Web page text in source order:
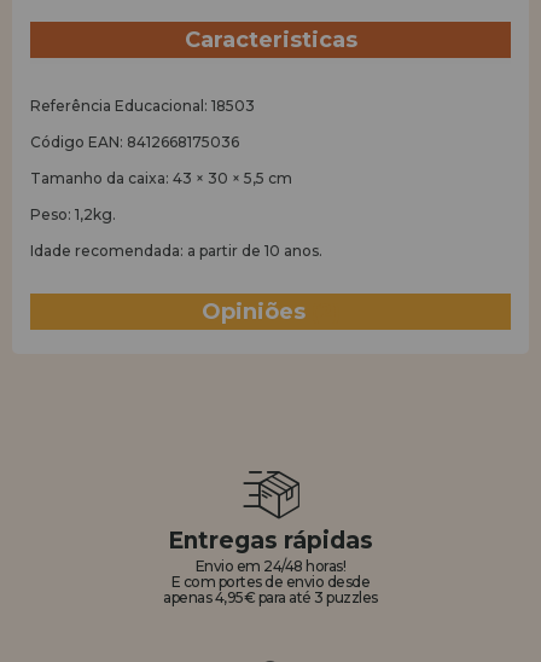
Caracteristicas
Referência Educacional: 18503
Código EAN: 8412668175036
Tamanho da caixa: 43 × 30 × 5,5 cm
Peso: 1,2kg.
Idade recomendada: a partir de 10 anos.
Opiniões
Entregas rápidas
Envio em 24/48 horas!
E com portes de envio desde
apenas 4,95€ para até 3 puzzles